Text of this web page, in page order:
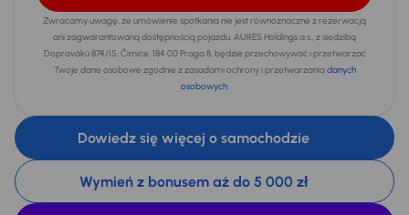
Zwracamy uwagę, że umówienie spotkania nie jest równoznaczne z rezerwacją
ani zagwarantowaną dostępnością pojazdu. AURES Holdings a.s., z siedzibą
Dopraváků 874/15, Čimice, 184 00 Praga 8, będzie przechowywać i przetwarzać
Twoje dane osobowe zgodnie z zasadami ochrony i przetwarzaniadanych
osobowych.
Dowiedz się więcej o samochodzie
Wymień z bonusem aż do 5 000 zł